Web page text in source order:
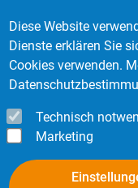
Diese Website
Dienste erklären Sie
Cookies verwenden.
Technisch
Marketing